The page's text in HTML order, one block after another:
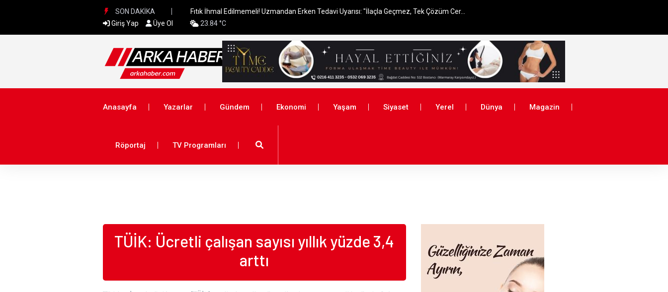
SON DAKİKA
Fıtık İhmal Edilmemeli! Uzmandan Erken Tedavi Uyarısı: "İlaçla Geçmez, Tek Çözüm Cer...
Giriş Yap
Üye Ol 23.84 °C
Anasayfa Yazarlar Gündem Ekonomi Yaşam Siyaset Yerel Dünya Magazin
Röportaj TV Programları
TÜİK: Ücretli çalışan sayısı yıllık yüzde 3,4
arttı